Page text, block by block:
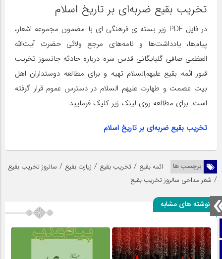
صفحه نخست
تماس با ما
تخریب بقیع ضربه‌ای بر تاریخ اسلام
در فایل PDF زیر بسته ی فرهنگی ای با مضمون مجموعه اشعار،
پیام‌ها، یادداشت‌ها و نامه‌های مرجع ولائی حضرت آیت‌الله
العظمی صافی گلپایگانی قدس سره درباره حادثه جانسوز تخریب
قبور ائمه بقیع علیهم‌السلام تهیه و برای مطالعه دوستداران اهل
بیت عصمت و طهارت علیهم السلام در دسترس عموم قرار گرفته
است. برای مطالعه روی لینک زیر کلیک فرمایید.
تخریب بقیع ضربه‌ای بر تاریخ اسلام
برچسب ها ائمه بقیع / تخریب بقیع / زیارت بقیع / سالروز تخریب بقیع
/ شعر مداحی سالروز تخریب بقیع
نوشته های مشابه